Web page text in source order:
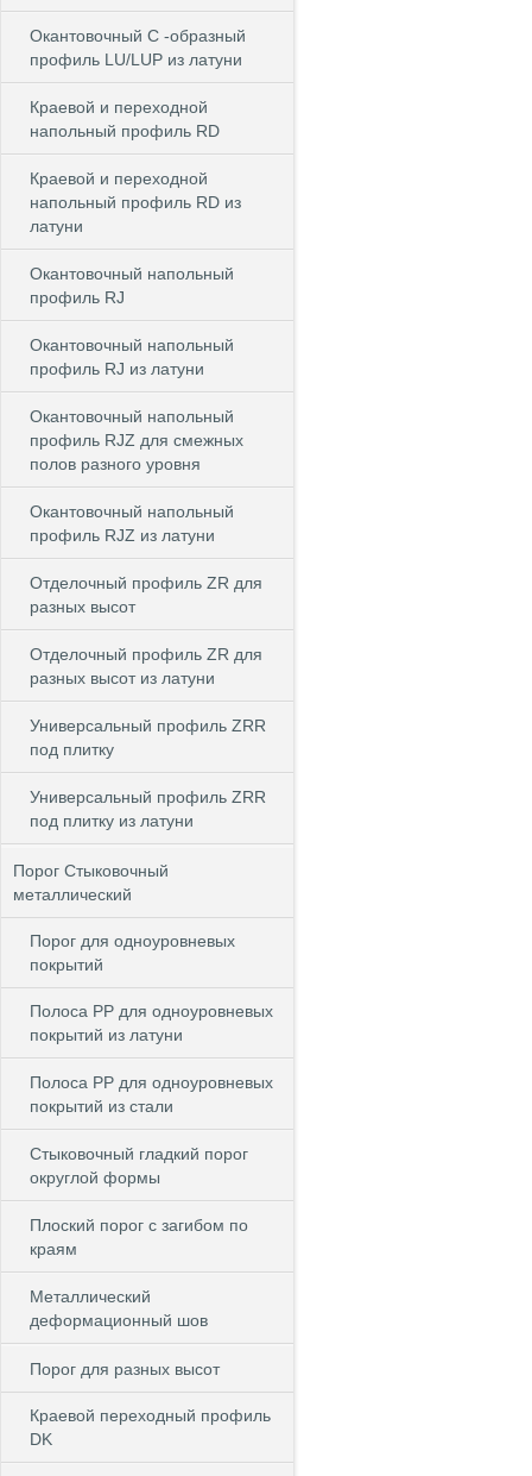
Окантовочный С -образный
профиль LU/LUP из латуни
Краевой и переходной
напольный профиль RD
Краевой и переходной
напольный профиль RD из
латуни
Окантовочный напольный
профиль RJ
Окантовочный напольный
профиль RJ из латуни
Окантовочный напольный
профиль RJZ для смежных
полов разного уровня
Окантовочный напольный
профиль RJZ из латуни
Отделочный профиль ZR для
разных высот
Отделочный профиль ZR для
разных высот из латуни
Универсальный профиль ZRR
под плитку
Универсальный профиль ZRR
под плитку из латуни
Порог Стыковочный
металлический
Порог для одноуровневых
покрытий
Полоса PP для одноуровневых
покрытий из латуни
Полоса PP для одноуровневых
покрытий из стали
Стыковочный гладкий порог
округлой формы
Плоский порог с загибом по
краям
Металлический
деформационный шов
Порог для разных высот
Краевой переходный профиль
DK